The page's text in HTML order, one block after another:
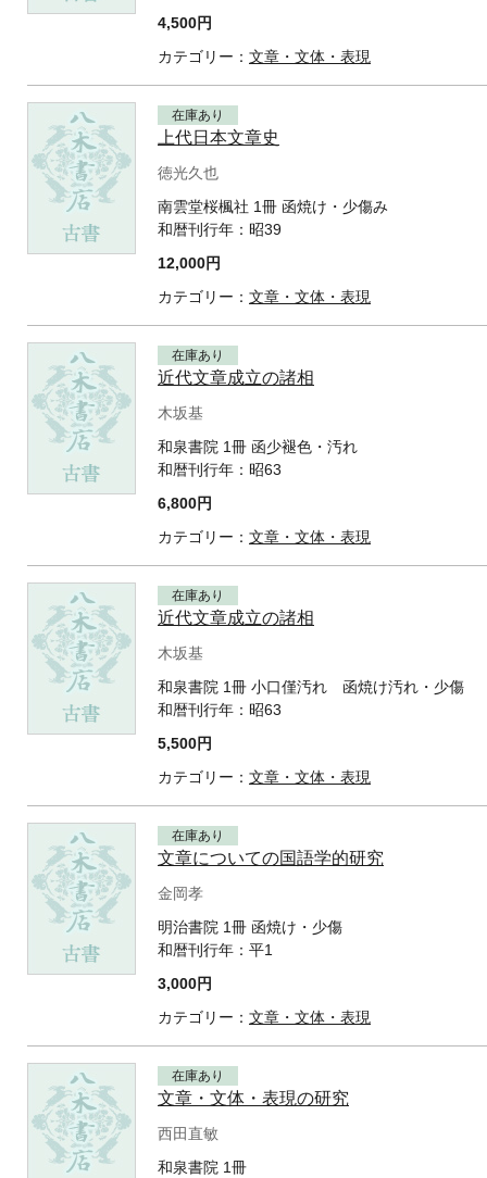
4,500円
カテゴリー： 文章・文体・表現
在庫あり
上代日本文章史
徳光久也
南雲堂桜楓社 1冊 函焼け・少傷み
和暦刊行年： 昭39
12,000円
カテゴリー： 文章・文体・表現
在庫あり
近代文章成立の諸相
木坂基
和泉書院 1冊 函少褪色・汚れ
和暦刊行年： 昭63
6,800円
カテゴリー： 文章・文体・表現
在庫あり
近代文章成立の諸相
木坂基
和泉書院 1冊 小口僅汚れ 函焼け汚れ・少傷
和暦刊行年： 昭63
5,500円
カテゴリー： 文章・文体・表現
在庫あり
文章についての国語学的研究
金岡孝
明治書院 1冊 函焼け・少傷
和暦刊行年： 平1
3,000円
カテゴリー： 文章・文体・表現
在庫あり
文章・文体・表現の研究
西田直敏
和泉書院 1冊